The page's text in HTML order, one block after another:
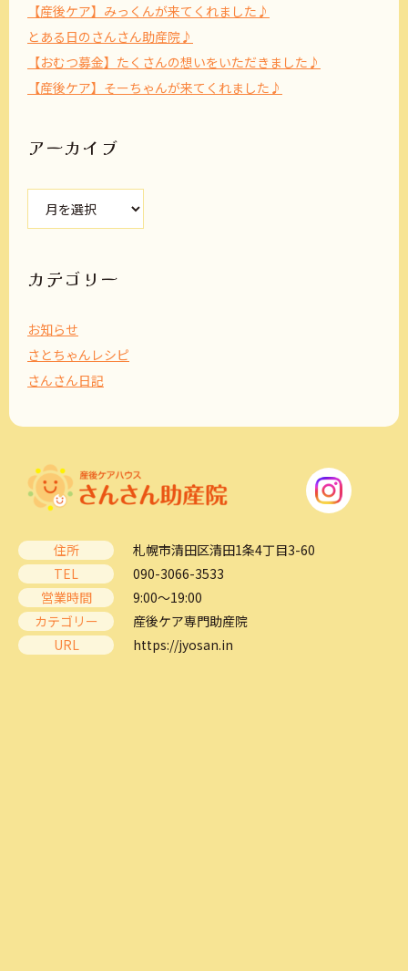
【産後ケア】みっくんが来てくれました♪
とある日のさんさん助産院♪
【おむつ募金】たくさんの想いをいただきました♪
【産後ケア】そーちゃんが来てくれました♪
アーカイブ
カ
ブ
カテゴリー
お知らせ
さとちゃんレシピ
さんさん日記
住所
札幌市清田区清田1条4丁目3-60
TEL
090-3066-3533
営業時間
9:00～19:00
カテゴリー
産後ケア専門助産院
URL
https://jyosan.in